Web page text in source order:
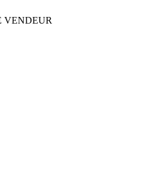
VENDEUR